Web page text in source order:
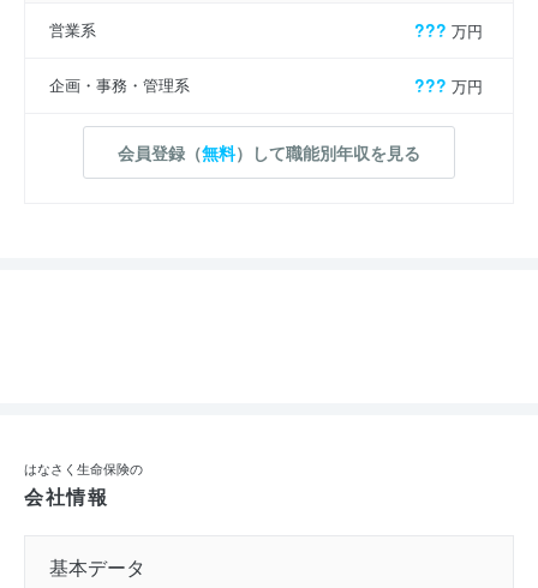
営業系 ??? 万円
企画・事務・管理系 ??? 万円
会員登録（無料）して職能別年収を見る
はなさく生命保険の
会社情報
基本データ